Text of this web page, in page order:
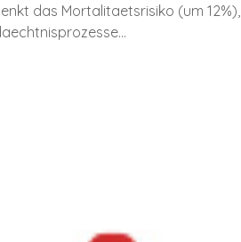
das Mortalitaetsrisiko (um 12%),